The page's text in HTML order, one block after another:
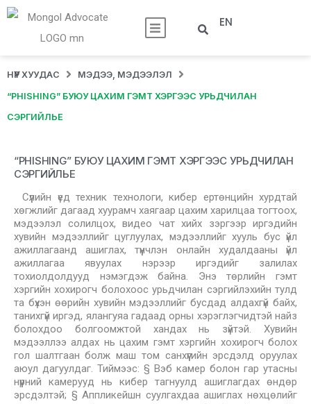
EN
НҮҮР ХУУДАС МЭДЭЭ, МЭДЭЭЛЭЛ
“PHISHING” БУЮУ ЦАХИМ ГЭМТ ХЭРГЭЭС УРЬДЧИЛАН
СЭРГИЙЛЬЕ
“PHISHING” БУЮУ ЦАХИМ ГЭМТ ХЭРГЭЭС УРЬДЧИЛАН
СЭРГИЙЛЬЕ
Сүүлийн үед техник технологи, кибер ертөнцийн хурдтай
хөгжлийг дагаад хуурамч хаягаар цахим харилцаа тогтоох,
мэдээлэл солилцох, видео чат хийх зэргээр иргэдийн
хувийн мэдээллийг цуглуулах, мэдээллийг хууль бус үйл
ажиллагаанд ашиглах, түүнчлэн онлайн худалдааны үйл
ажиллагаа явуулах нэрээр иргэдийг залилах
тохиолдолдууд нэмэгдэж байна. Энэ төрлийн гэмт
хэргийн хохирогч болохоос урьдчилан сэргийлэхийн тулд
та бүхэн өөрийн хувийн мэдээллийг бусдад алдахгүй байх,
танихгүй иргэд, ялангуяа гадаад орны хэрэглэгчидтэй найз
болохдоо болгоомжтой хандах нь зүйтэй. Хувийн
мэдээллээ алдах нь цахим гэмт хэргийн хохирогч болох
гол шалтгаан болж маш том санхүүгийн эрсдэлд оруулах
аюул дагуулдаг. Тиймээс: § Вэб камер болон гар утасны
нүүрний камерууд нь кибер тагнуулд ашиглагдах өндөр
эрсдэлтэй; § Аппликейшн суулгахдаа ашиглах нөхцөлийг